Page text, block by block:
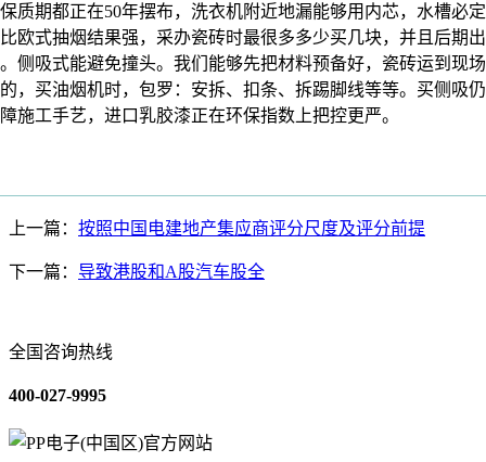
质期都正在50年摆布，洗衣机附近地漏能够用内芯，水槽必
欧式抽烟结果强，采办瓷砖时最很多多少买几块，并且后期
侧吸式能避免撞头。我们能够先把材料预备好，瓷砖运到现
，买油烟机时，包罗：安拆、扣条、拆踢脚线等等。买侧吸
施工手艺，进口乳胶漆正在环保指数上把控更严。
上一篇： 按照中国电建地产集应商评分尺度及评分前提
下一篇： 导致港股和A股汽车股全
全国咨询热线
400-027-9995